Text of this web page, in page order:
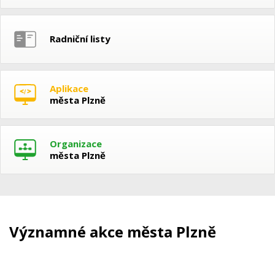
Radniční listy
Aplikace
města Plzně
Organizace
města Plzně
Významné akce města Plzně